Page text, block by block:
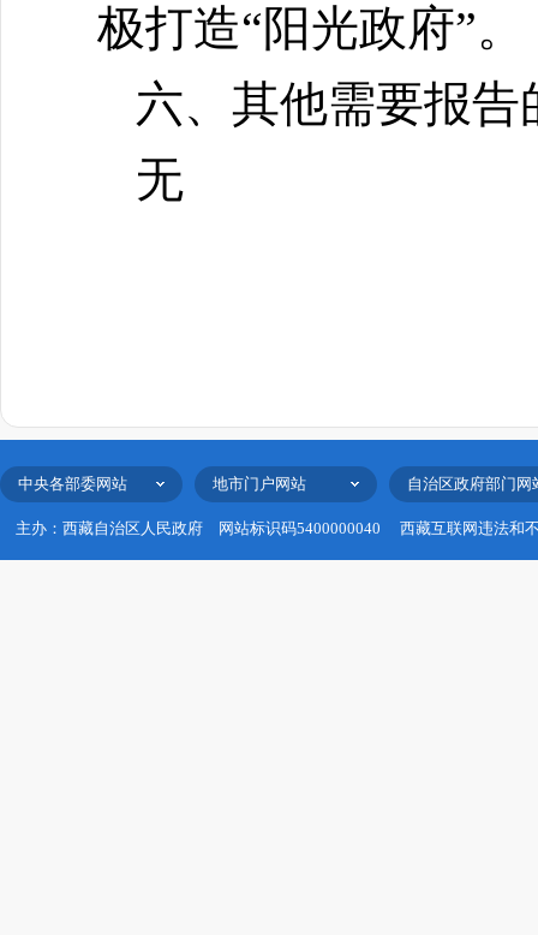
极打造“阳光政府”。
六、其他需要报告
无
中央各部委网站 地市门户网站 自治区政府部门网
主办：西藏自治区人民政府 网站标识码5400000040 西藏互联网违法和